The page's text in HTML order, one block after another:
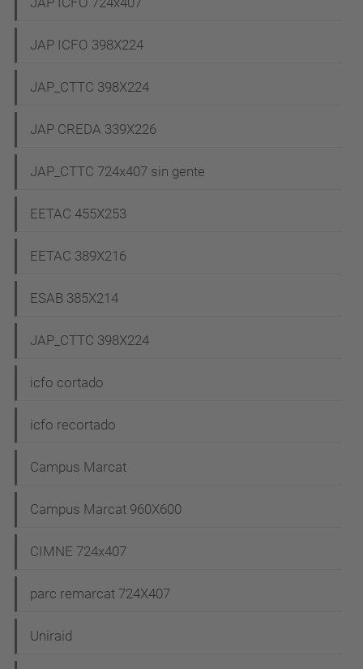
JAP ICFO 398X224
JAP_CTTC 398X224
JAP CREDA 339X226
JAP_CTTC 724x407 sin gente
EETAC 455X253
EETAC 389X216
ESAB 385X214
JAP_CTTC 398X224
icfo cortado
icfo recortado
Campus Marcat
Campus Marcat 960X600
CIMNE 724x407
parc remarcat 724X407
Uniraid